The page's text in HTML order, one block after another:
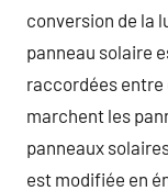
conversion de la
panneau solaire
raccordées entre
marchent les
panneaux
est modifiée en